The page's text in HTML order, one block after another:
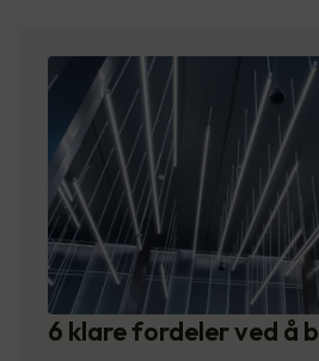
6 klare fordeler ved å